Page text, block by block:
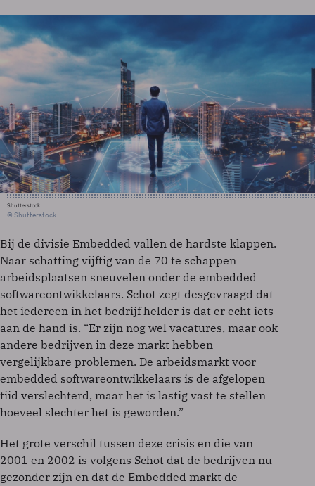
Shutterstock
© Shutterstock
Bij de divisie Embedded vallen de hardste klappen.
Naar schatting vijftig van de 70 te schappen
arbeidsplaatsen sneuvelen onder de embedded
softwareontwikkelaars. Schot zegt desgevraagd dat
het iedereen in het bedrijf helder is dat er echt iets
aan de hand is. “Er zijn nog wel vacatures, maar ook
andere bedrijven in deze markt hebben
vergelijkbare problemen. De arbeidsmarkt voor
embedded softwareontwikkelaars is de afgelopen
tiid verslechterd, maar het is lastig vast te stellen
hoeveel slechter het is geworden.”
Het grote verschil tussen deze crisis en die van
2001 en 2002 is volgens Schot dat de bedrijven nu
gezonder zijn en dat de Embedded markt de